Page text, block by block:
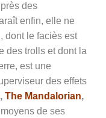
des
enfin, elle ne
dont le faciès est
des trolls et dont la
est une
des effets
, The Mandalorian,
de ses